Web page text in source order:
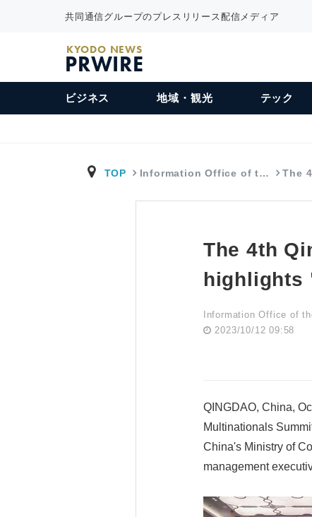
共同通信グループのプレスリリース配信メディア
KYODO NEWS
PRWIRE
ビジネス 地域・観光 テック
TOP Information Office of t… The
The 4th
highlights
Information Office of
2023/10/12 09:58
QINGDAO, China,
Multinationals
China's Ministry of
management